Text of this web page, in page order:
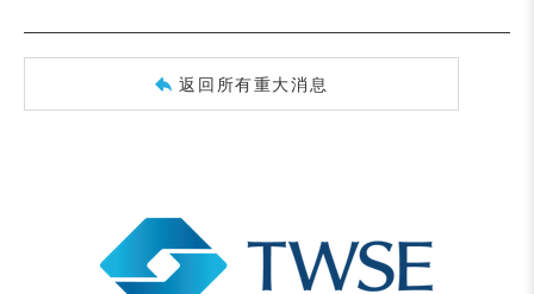
返回所有重大消息